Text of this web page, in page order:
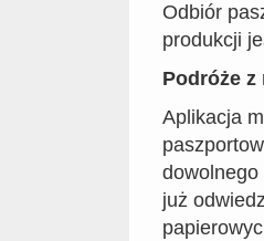
Odbiór
produkcji
Podróże z
Aplikacja
już